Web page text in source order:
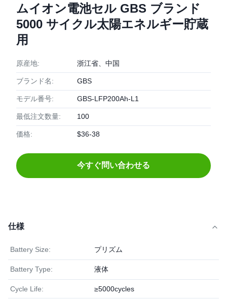
ムイオン電池セル GBS ブランド
5000 サイクル太陽エネルギー貯蔵
用
原産地: 浙江省、中国
ブランド名: GBS
モデル番号: GBS-LFP200Ah-L1
最低注文数量: 100
価格: $36-38
今すぐ問い合わせる
仕様
Battery Size: プリズム
Battery Type: 液体
Cycle Life: ≥5000cycles